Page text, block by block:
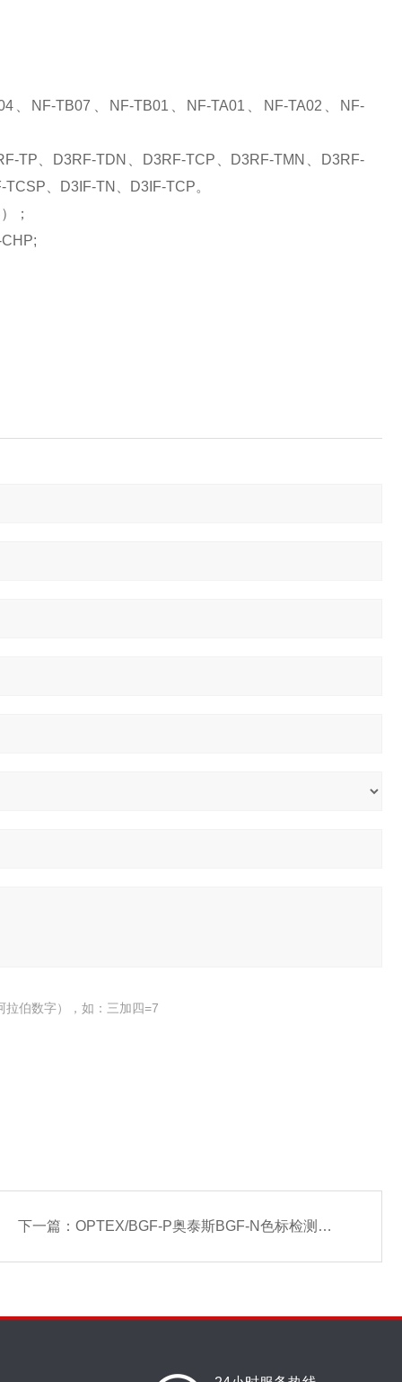
、NF-TB07、NF-TB01、NF-TA01、NF-TA02、NF-
TP、D3RF-TDN、D3RF-TCP、D3RF-TMN、D3RF-
、D3IF-TN、D3IF-TCP。
；
拉伯数字），如：三加四=7
下一篇： OPTEX/BGF-P奥泰斯BGF-N色标检测光纤传感器供应